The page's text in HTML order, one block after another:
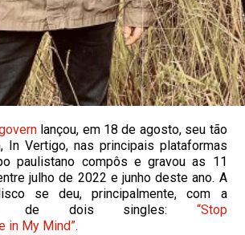
lançou, em 18 de agosto, seu tão
In Vertigo, nas principais plataformas
paulistano compôs e gravou as 11
julho de 2022 e junho deste ano. A
se deu, principalmente, com a
de dois singles: “Stop
in My Mind”.